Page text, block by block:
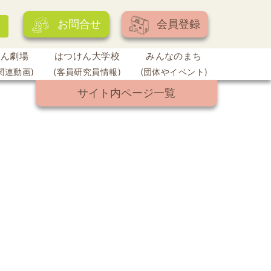
お問合せ 会員登録
劇場
連動画)
はつけん大学校
(客員研究員情報)
みんなのまち
(団体やイベント)
サイト内ページ一覧